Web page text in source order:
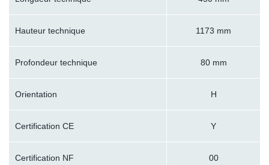
Hauteur technique 1173 mm
Profondeur technique 80 mm
Orientation H
Certification CE Y
Certification NF 00